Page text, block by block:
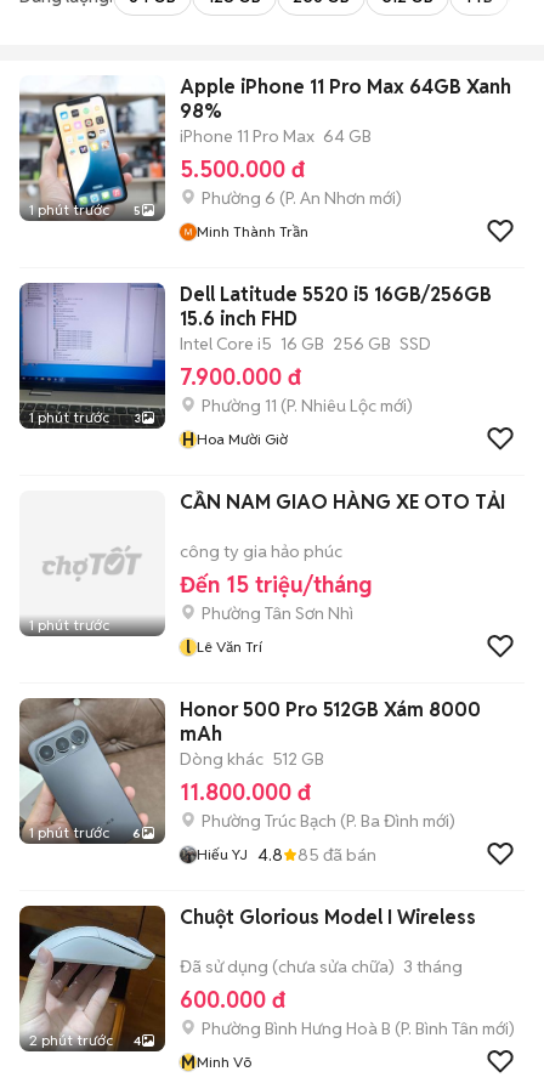
1 phút trước 5
Apple iPhone 11 Pro Max 64GB Xanh
98%
iPhone 11 Pro Max 64 GB
5.500.000 đ
Phường 6 (P. An Nhơn mới)
Minh Thành Trần
1 phút trước 3
Dell Latitude 5520 i5 16GB/256GB
15.6 inch FHD
Intel Core i5 16 GB 256 GB SSD
7.900.000 đ
Phường 11 (P. Nhiêu Lộc mới)
HHoa Mười Giờ
1 phút trước
CẦN NAM GIAO HÀNG XE OTO TẢI
công ty gia hảo phúc
Đến 15 triệu/tháng
Phường Tân Sơn Nhì
l Lê Văn Trí
1 phút trước 6
Honor 500 Pro 512GB Xám 8000
mAh
Dòng khác 512 GB
11.800.000 đ
Phường Trúc Bạch (P. Ba Đình mới)
Hiếu YJ 4.8 85 đã bán
2 phút trước 4
Chuột Glorious Model I Wireless
Đã sử dụng (chưa sửa chữa) 3 tháng
600.000 đ
Phường Bình Hưng Hoà B (P. Bình Tân mới)
MMinh Võ